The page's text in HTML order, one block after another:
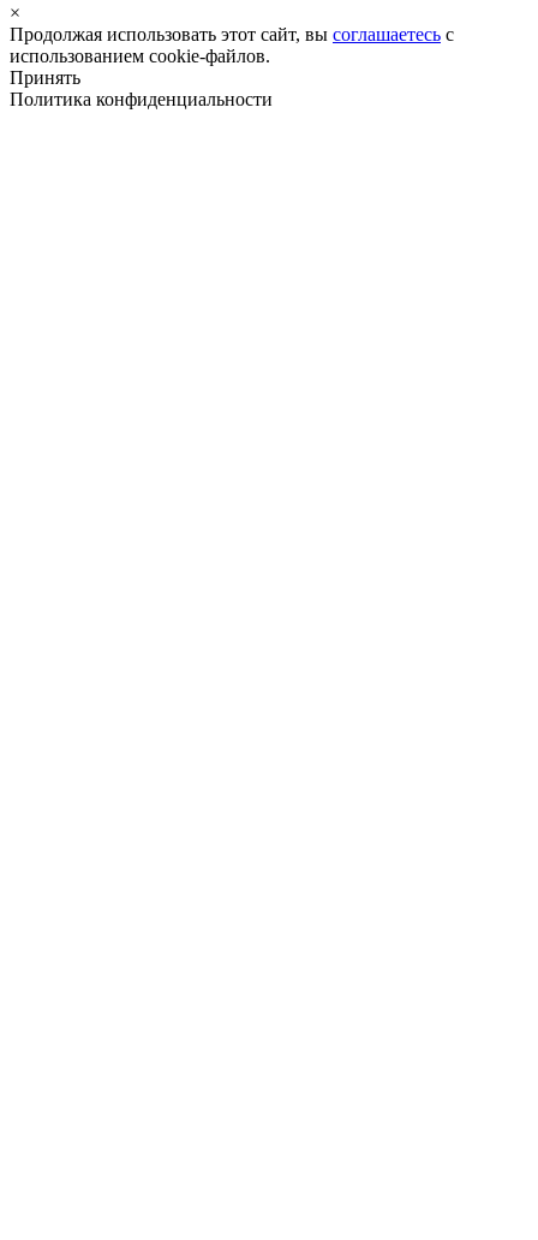
×
Продолжая использовать этот сайт, вы соглашаетесь с
использованием cookie-файлов.
Принять
Политика конфиденциальности